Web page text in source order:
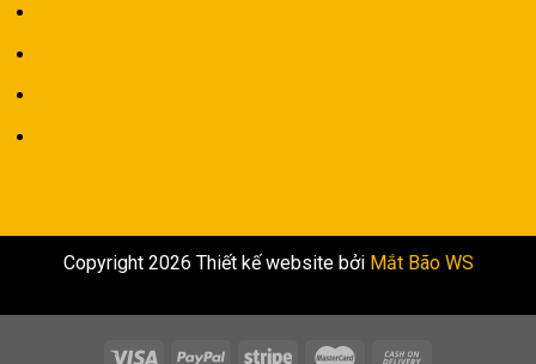
Copyright 2026 Thiết kế website bởi Mắt Bão WS